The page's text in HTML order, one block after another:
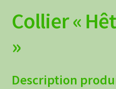
Collier «
»
Description